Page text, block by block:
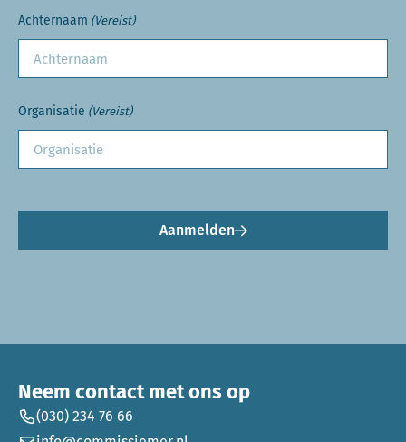
Achternaam (Vereist)
Organisatie (Vereist)
Aanmelden
Neem contact met ons op
(030) 234 76 66